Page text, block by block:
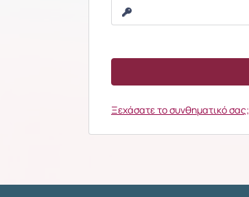
Ξεχάσατε το συνθηματικό σας;